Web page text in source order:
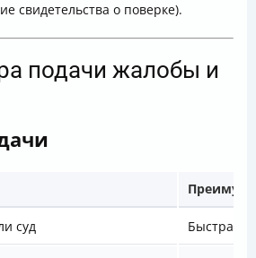
свидетельства о поверке).
подачи жалобы и
суд Быстрая